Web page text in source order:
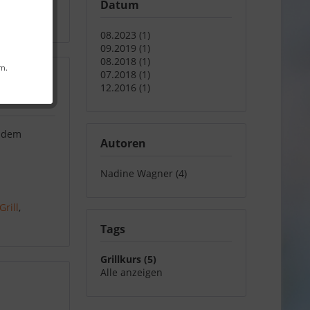
Datum
08.2023 (1)
09.2019 (1)
08.2018 (1)
07.2018 (1)
12.2016 (1)
Autoren
Nadine Wagner (4)
Tags
Grillkurs (5)
Alle anzeigen
,